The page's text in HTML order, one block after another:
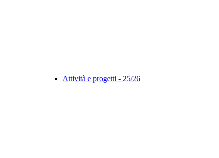
Attività e progetti - 25/26